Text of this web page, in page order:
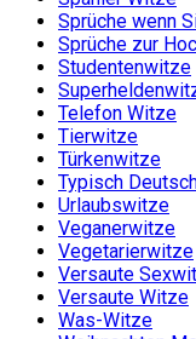
Sprüche wenn
Sprüche zur
Studentenwitze
Telefon Witze
Tierwitze
Türkenwitze
Typisch
Urlaubswitze
Veganerwitze
Vegetarierwitze
Versaute
Versaute Witze
Was-Witze